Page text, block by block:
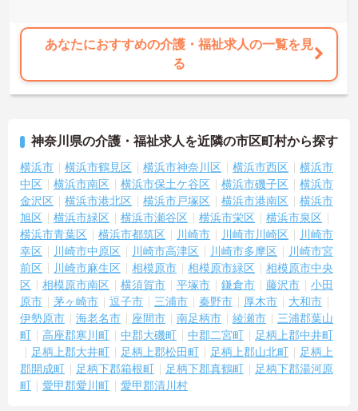
★おすすめPOINT★
【毎朝のミーティングで情報を共有し、スタッフ間で円滑に連携で
きる体制です】
・スタッフ全員で毎朝お客様の体調や変化を共有する仕組みによ
境のため、周囲との信頼関係を深めながら業務に取り組めます。
【充実したフォローアップ体制と資格取得支援で、着実にキャリア
を積んでいけます】
・経験や年齢に関係なくOJT制度で先輩スタッフから丁寧な指導を
受けられるため、業務の疑問や不安をその場で解消できます。
・定期的な面談やフォロー研修に加えて各種資格の取得支援制度も
活用できることで、介護の専門性を高めながら成長を目指せます。
【業績や日々の努力を多角的に評価する「特別報酬制度」で、収入
アップが期待できます】
・賞与とは別に、円滑な施設運営への協力やチームワークなどの貢
献度合いを評価して特別報酬を支給する独自の仕組みがあります。
・一人ひとりの頑張りが目に見える形でしっかりと還元されるた
め、高いモチベーションを維持しながら仕事に向き合うことができ
ます。
あなたにおすすめの介護・福祉求人の一覧を見
る
神奈川県の介護・福祉求人を近隣の市区町村から探す
横浜市 横浜市鶴見区 横浜市神奈川区 横浜市西区
横浜市
中区
横浜市南区 横浜市保土ケ谷区 横浜市磯子区
横浜市
金沢区
横浜市港北区 横浜市戸塚区 横浜市港南区
横浜市
旭区
横浜市緑区 横浜市瀬谷区 横浜市栄区
横浜市泉区
横浜市青葉区
横浜市都筑区 川崎市 川崎市川崎区
川崎市
幸区
川崎市中原区 川崎市高津区 川崎市多摩区
川崎市宮
前区
川崎市麻生区 相模原市 相模原市緑区
相模原市中央
区
相模原市南区 横須賀市 平塚市 鎌倉市 藤沢市
小田
原市
茅ヶ崎市 逗子市 三浦市 秦野市 厚木市
大和市
伊勢原市
海老名市 座間市 南足柄市 綾瀬市
三浦郡葉山
町
高座郡寒川町 中郡大磯町 中郡二宮町
足柄上郡中井町
足柄上郡大井町
足柄上郡松田町 足柄上郡山北町
足柄上
郡開成町
足柄下郡箱根町 足柄下郡真鶴町
足柄下郡湯河原
町
愛甲郡愛川町 愛甲郡清川村